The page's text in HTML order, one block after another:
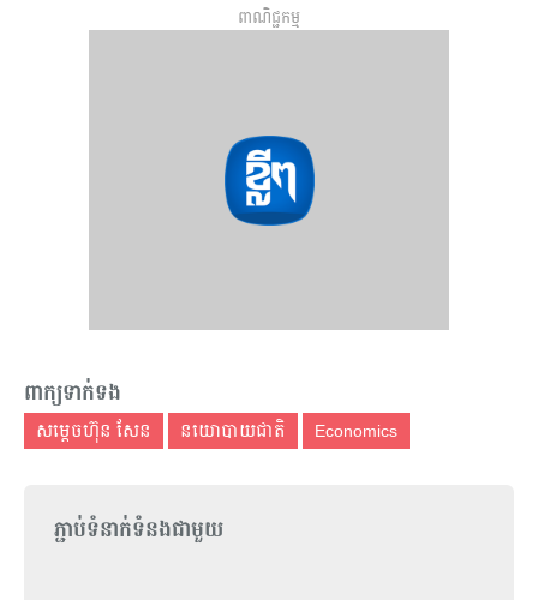
ពាណិជ្ជកម្ម
ពាក្យទាក់ទង
សម្ដេចហ៊ុន សែន នយោបាយជាតិ Economics
ភ្ជាប់ទំនាក់ទំនងជាមួយ